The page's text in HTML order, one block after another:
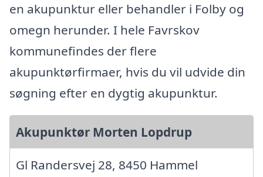
en akupunktur eller behandler i Folby og
omegn herunder. I hele Favrskov
kommunefindes der flere
akupunktørfirmaer, hvis du vil udvide din
søgning efter en dygtig akupunktur.
Akupunktør Morten Lopdrup
Gl Randersvej 28, 8450 Hammel